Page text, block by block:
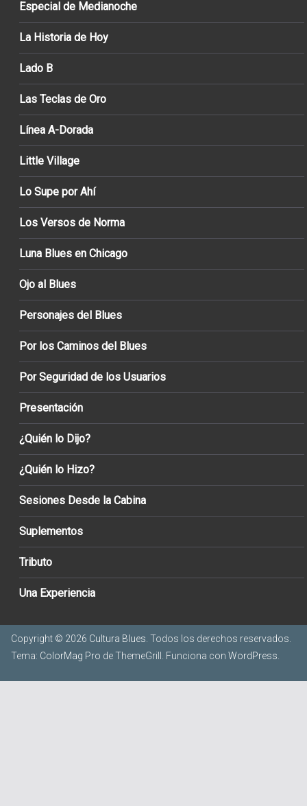
Especial de Medianoche
La Historia de Hoy
Lado B
Las Teclas de Oro
Línea A-Dorada
Little Village
Lo Supe por Ahí
Los Versos de Norma
Luna Blues en Chicago
Ojo al Blues
Personajes del Blues
Por los Caminos del Blues
Por Seguridad de los Usuarios
Presentación
¿Quién lo Dijo?
¿Quién lo Hizo?
Sesiones Desde la Cabina
Suplementos
Tributo
Una Experiencia
Copyright © 2026 Cultura Blues. Todos los derechos reservados.
Tema: ColorMag Pro de ThemeGrill. Funciona con WordPress.